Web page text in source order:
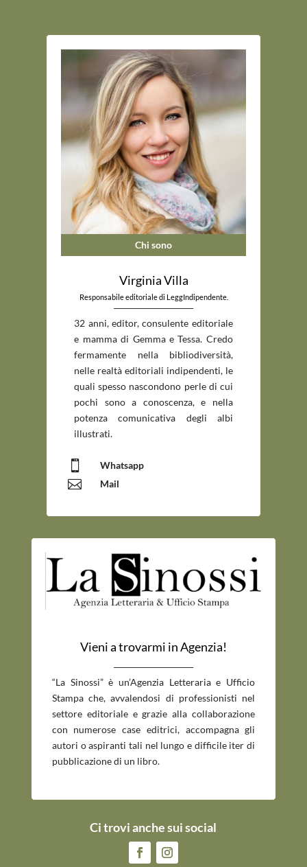
Chi sono
Virginia Villa
Responsabile editoriale di LeggIndipendente.
_____________________________
32 anni, editor, consulente editoriale
e mamma di Gemma e Tessa. Credo
fermamente nella bibliodiversità,
nelle realtà editoriali indipendenti, le
quali spesso nascondono perle di cui
pochi sono a conoscenza, e nella
potenza comunicativa degli albi
illustrati.
 Whatsapp
 Mail
Vieni a trovarmi in Agenzia!
“La Sinossi” è un’Agenzia Letteraria e Ufficio
Stampa che, avvalendosi di professionisti nel
settore editoriale e grazie alla collaborazione
con numerose case editrici, accompagna gli
autori o aspiranti tali nel lungo e difficile iter di
pubblicazione di un libro.
Ci trovi anche sui social